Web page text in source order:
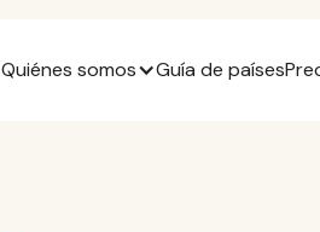
Quiénes somos Guía de países